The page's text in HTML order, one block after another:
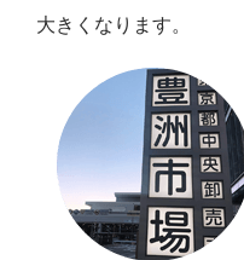
大きくなります。